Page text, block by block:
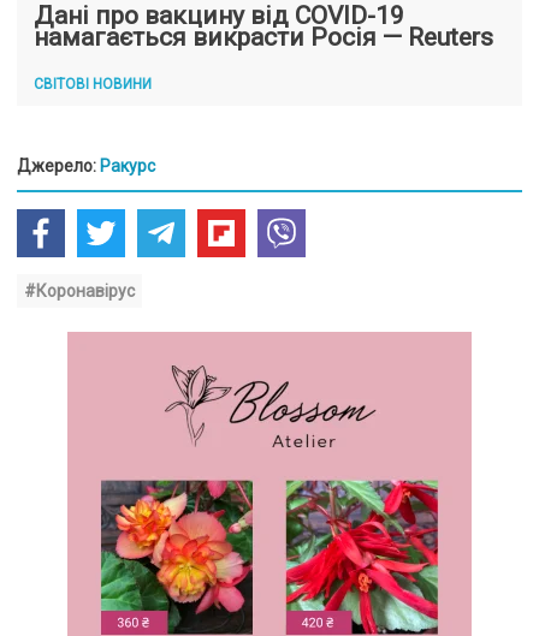
Дані про вакцину від COVID-19
намагається викрасти Росія — Reuters
СВІТОВІ НОВИНИ
Джерело: Ракурс
#Коронавірус